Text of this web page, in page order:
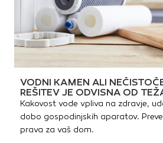
VODNI KAMEN ALI
REŠITEV JE ODVISNA OD
Kakovost vode vpliva na zdravje,
dobo gospodinjskih aparatov.
prava za vaš dom.